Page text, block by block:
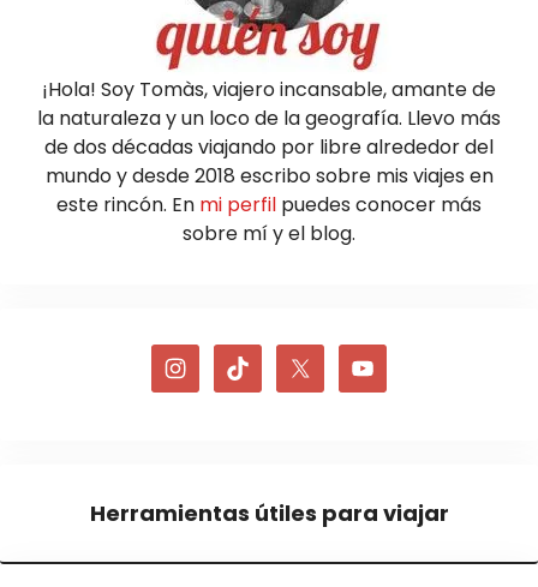
¡Hola! Soy Tomàs, viajero incansable, amante de
la naturaleza y un loco de la geografía. Llevo más
de dos décadas viajando por libre alrededor del
mundo y desde 2018 escribo sobre mis viajes en
este rincón. En mi perfil puedes conocer más
sobre mí y el blog.
Herramientas útiles para viajar